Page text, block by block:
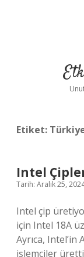
Etiket:
Intel
Tarih: Aralık 25,
Intel çip
için Intel 18A
Ayrıca, Intel’in
işlemciler